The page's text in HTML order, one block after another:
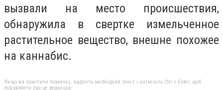
вызвали на место происшествия,
обнаружила в свертке измельченное
растительное вещество, внешне похожее
на каннабис.
Якщо ви помітили помилку, виділіть необхідний текст і натисніть Ctrl + Enter, щоб
повідомити про це редакцію